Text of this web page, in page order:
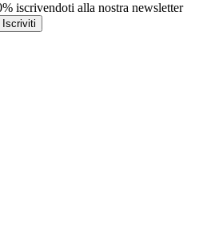
iscrivendoti alla nostra newsletter
Iscriviti